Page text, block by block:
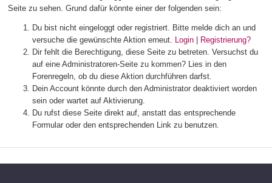
Seite zu sehen. Grund dafür könnte einer der folgenden sein:
Du bist nicht eingeloggt oder registriert. Bitte melde dich an und
versuche die gewünschte Aktion erneut. Login|
Registrierung?
Dir fehlt die Berechtigung, diese Seite zu betreten. Versuchst du
auf eine Administratoren-Seite zu kommen? Lies in den
Forenregeln, ob du diese Aktion durchführen darfst.
Dein Account könnte durch den Administrator deaktiviert worden
sein oder wartet auf Aktivierung.
Du rufst diese Seite direkt auf, anstatt das entsprechende
Formular oder den entsprechenden Link zu benutzen.